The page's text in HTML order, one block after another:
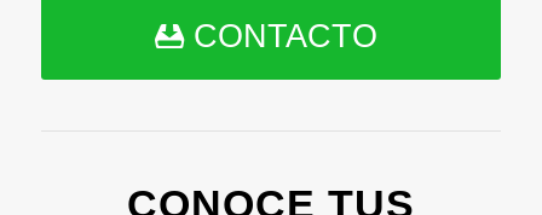
CONTACTO
CONOCE TUS